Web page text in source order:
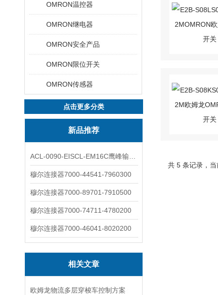
OMRON温控器
OMRON继电器
OMRON安全产品
OMRON限位开关
OMRON传感器
点击更多分类
新品推荐
穆尔连接器7000-44541-7960300
穆尔连接器7000-89701-7910500
穆尔连接器7000-74711-4780200
穆尔连接器7000-46041-8020200
相关文章
欧姆龙物流多层穿梭车控制方案
共 5 条记录，